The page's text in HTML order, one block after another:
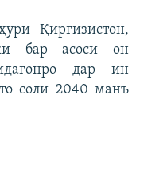
Қирғизистон,
бар асоси он
дар ин
соли 2040 манъ